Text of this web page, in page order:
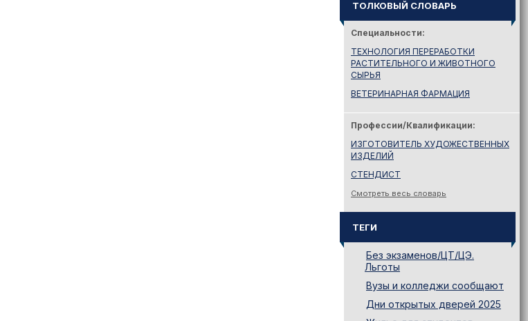
ТОЛКОВЫЙ СЛОВАРЬ
Специальности:
ТЕХНОЛОГИЯ ПЕРЕРАБОТКИ
РАСТИТЕЛЬНОГО И ЖИВОТНОГО
СЫРЬЯ
ВЕТЕРИНАРНАЯ ФАРМАЦИЯ
Профессии/Квалификации:
ИЗГОТОВИТЕЛЬ ХУДОЖЕСТВЕННЫХ
ИЗДЕЛИЙ
СТЕНДИСТ
Смотреть весь словарь
ТЕГИ
Без экзаменов/ЦТ/ЦЭ.
Льготы
Вузы и колледжи сообщают
Дни открытых дверей 2025